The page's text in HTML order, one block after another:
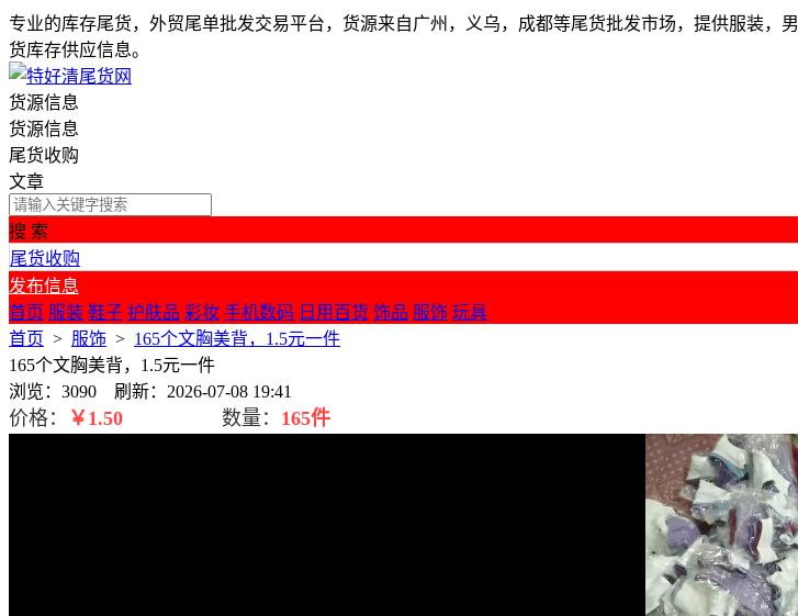
专业的库存尾货，外贸尾单批发交易平台，货源来自广州，义乌，成都等尾货批发市场，提供服装
货库存供应信息。
货源信息
货源信息
尾货收购
文章
搜 索
尾货收购
发布信息
首页 服装 鞋子 护肤品 彩妆 手机数码 日用百货 饰品 服饰 玩具
首页 > 服饰 > 165个文胸美背，1.5元一件
165个文胸美背，1.5元一件
浏览：3090 刷新：2026-07-08 19:41
价格： ￥ 1.50 数量： 165件